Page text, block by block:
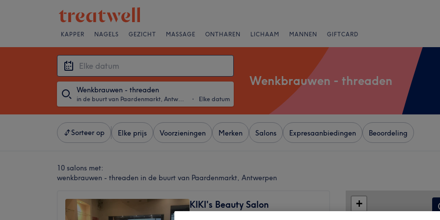
KAPPER NAGELS GEZICHT MASSAGE ONTHAREN LICHAAM MANNEN GIFTCARD
Wenkbrauwen - threaden
in de buurt van Paardenmarkt, Antwerpen ・ Elke datum
Wenkbrauwen - threaden
Sorteer op Elke prijs Voorzieningen Merken Salons Expresaanbiedingen Beoordeling
10 salons met:
wenkbrauwen - threaden in de buurt van Paardenmarkt, Antwerpen
KIKI's Beauty Salon
+